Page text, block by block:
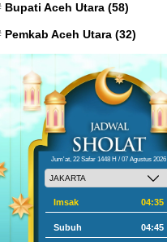
Bupati Aceh Utara (58)
Pemkab Aceh Utara (32)
Jum'at, 22 Safar 1448 H / 07 Agustus 2026
Imsak 04:35
Subuh 04:45